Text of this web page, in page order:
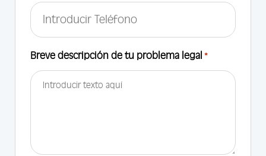
Breve descripción de tu problema legal *